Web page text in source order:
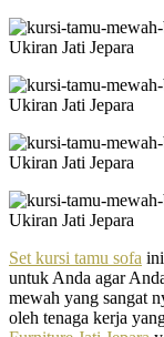
Set kursi tamu sofa
untuk Anda agar
mewah yang sangat
oleh tenaga kerja